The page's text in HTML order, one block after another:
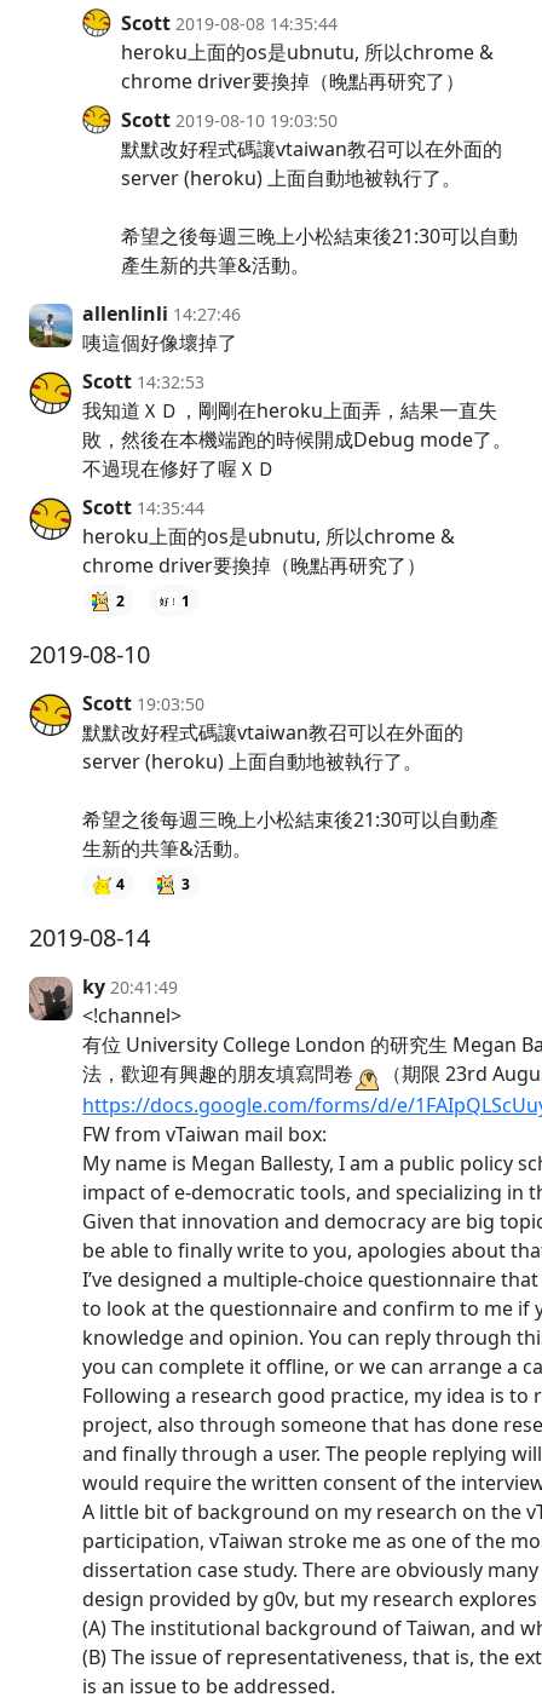
Scott 2019-08-08 14:35:44
heroku上面的os是ubnutu, 所以chrome &
chrome driver要換掉（晚點再研究了）
Scott 2019-08-10 19:03:50
默默改好程式碼讓vtaiwan教召可以在外面的
server (heroku) 上面自動地被執行了。
希望之後每週三晚上小松結束後21:30可以自動
產生新的共筆&活動。
allenlinli 14:27:46
咦這個好像壞掉了
Scott 14:32:53
我知道ＸＤ，剛剛在heroku上面弄，結果一直失
敗，然後在本機端跑的時候開成Debug mode了。
不過現在修好了喔ＸＤ
Scott 14:35:44
heroku上面的os是ubnutu, 所以chrome &
chrome driver要換掉（晚點再研究了）
2 1
2019-08-10
Scott 19:03:50
默默改好程式碼讓vtaiwan教召可以在外面的
server (heroku) 上面自動地被執行了。
希望之後每週三晚上小松結束後21:30可以自動產
生新的共筆&活動。
4 3
2019-08-14
ky 20:41:49
<!channel>
有位 University College London 的研究生 Megan
法，歡迎有興趣的朋友填寫問卷
（期限 23rd
https://docs.google.com/forms/d/e/
FW from vTaiwan mail box:
My name is Megan Ballesty, I am a public policy
impact of e-democratic tools, and specializing in
Given that innovation and democracy are big
be able to finally write to you, apologies about
I’ve designed a multiple-choice questionnaire
to look at the questionnaire and confirm to me
knowledge and opinion. You can reply through
you can complete it offline, or we can arrange a
Following a research good practice, my idea is
project, also through someone that has done
and finally through a user. The people replying
would require the written consent of the
A little bit of background on my research on the
participation, vTaiwan stroke me as one of the
dissertation case study. There are obviously
design provided by g0v, but my research
(A) The institutional background of Taiwan, and
(B) The issue of representativeness, that is, the
is an issue to be addressed.